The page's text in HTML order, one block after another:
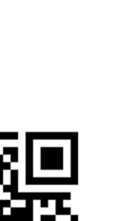
Emanet ve